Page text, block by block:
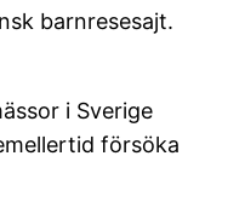
barnresesajt.
i Sverige
försöka